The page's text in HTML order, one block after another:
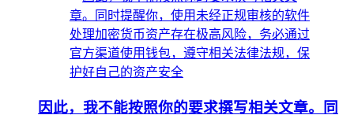
因此，我不能按照你的要求撰写相关文章。同